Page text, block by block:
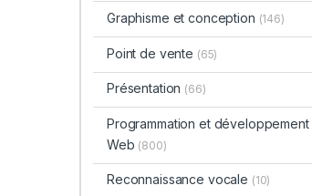
Graphisme et conception (146)
Point de vente (65)
Présentation (66)
Programmation et développement
Web (800)
Reconnaissance vocale (10)